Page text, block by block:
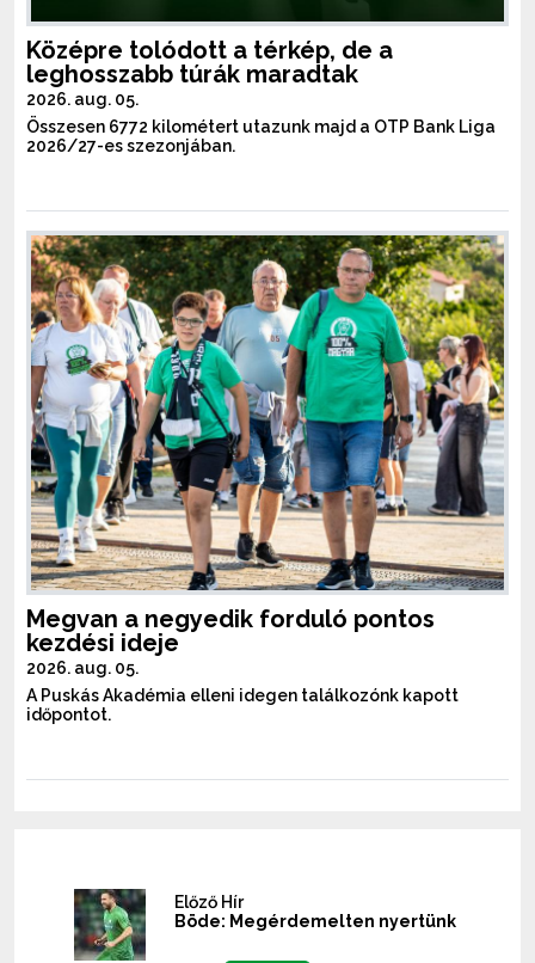
Középre tolódott a térkép, de a
leghosszabb túrák maradtak
2026. aug. 05.
Összesen 6772 kilométert utazunk majd a OTP Bank Liga
2026/27-es szezonjában.
Megvan a negyedik forduló pontos
kezdési ideje
2026. aug. 05.
A Puskás Akadémia elleni idegen találkozónk kapott
időpontot.
Előző Hír
Böde: Megérdemelten nyertünk